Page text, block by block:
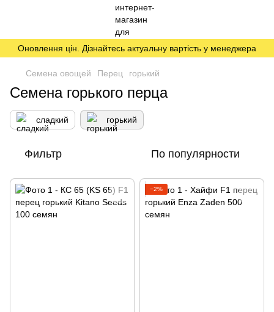
Оновлення цін. Дізнайтесь актуальну вартість у менеджера
Семена овощей Перец горький
Семена горького перца
сладкий горький
Фильтр По популярности
−2%